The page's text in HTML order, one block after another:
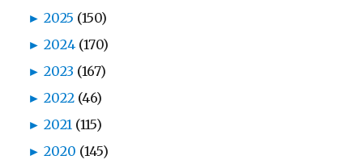
► 2025 (150)
► 2024 (170)
► 2023 (167)
► 2022 (46)
► 2021 (115)
► 2020 (145)